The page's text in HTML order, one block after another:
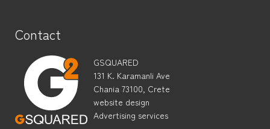
Contact
GSQUARED
131 K. Karamanli Ave
Chania 73100, Crete
website design
Advertising services